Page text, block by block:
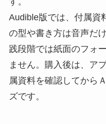
Audible版では、付属資
の型や書き方は音声だ
践段階では紙面のフォ
ません。購入後は、ア
属資料を確認してから
ズです。